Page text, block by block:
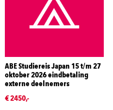
ABE Studiereis Japan 15 t/m 27
oktober 2026 eindbetaling
externe deelnemers
€ 2450,-